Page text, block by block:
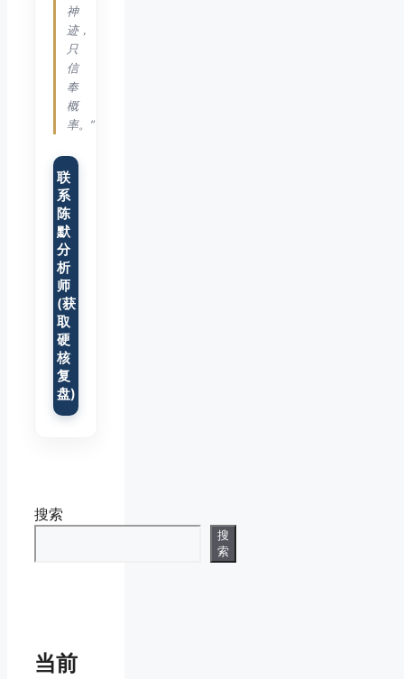
神
迹，
只
信
奉
概
率。”
联
系
陈
默
分
析
师
(获
取
硬
核
复
盘)
搜索
搜
索
当前